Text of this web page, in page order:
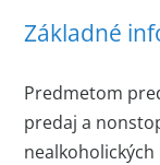
Základné
Predmetom
predaj a